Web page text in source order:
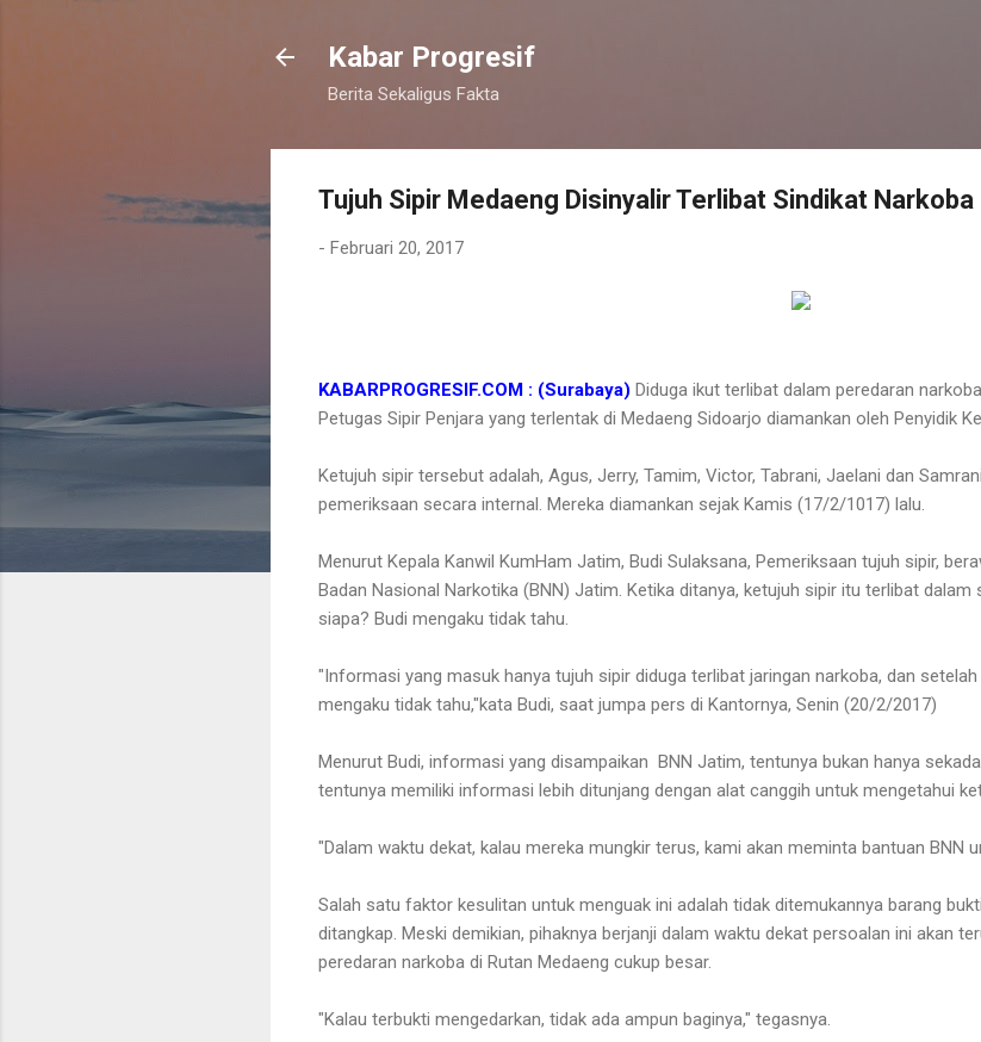
Kabar Progresif
Berita Sekaligus Fakta
Tujuh Sipir Medaeng Disinyalir Terlibat Sindikat Narkoba
- Februari 20, 2017
KABARPROGRESIF.COM : (Surabaya) Diduga ikut terlibat dalam peredaran
Petugas Sipir Penjara yang terlentak di Medaeng Sidoarjo diamankan oleh Penyidik
Ketujuh sipir tersebut adalah, Agus, Jerry, Tamim, Victor, Tabrani, Jaelani dan
pemeriksaan secara internal. Mereka diamankan sejak Kamis (17/2/1017) lalu.
Menurut Kepala Kanwil KumHam Jatim, Budi Sulaksana, Pemeriksaan tujuh sipir,
Badan Nasional Narkotika (BNN) Jatim. Ketika ditanya, ketujuh sipir itu terlibat
siapa? Budi mengaku tidak tahu.
"Informasi yang masuk hanya tujuh sipir diduga terlibat jaringan narkoba, dan
mengaku tidak tahu,"kata Budi, saat jumpa pers di Kantornya, Senin (20/2/2017)
Menurut Budi, informasi yang disampaikan BNN Jatim, tentunya bukan hanya
tentunya memiliki informasi lebih ditunjang dengan alat canggih untuk mengetahui
"Dalam waktu dekat, kalau mereka mungkir terus, kami akan meminta bantuan BNN
Salah satu faktor kesulitan untuk menguak ini adalah tidak ditemukannya barang
ditangkap. Meski demikian, pihaknya berjanji dalam waktu dekat persoalan ini akan
peredaran narkoba di Rutan Medaeng cukup besar.
"Kalau terbukti mengedarkan, tidak ada ampun baginya," tegasnya.